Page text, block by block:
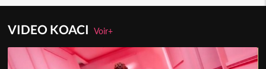
VIDEO KOACIVoir+